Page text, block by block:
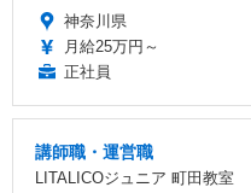
神奈川県
月給25万円～
正社員
講師職・運営職
LITALICOジュニア 町田教室